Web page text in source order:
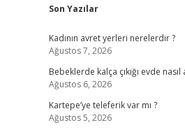
Sidebar
Son Yazılar
Kadının avret yerleri nerelerdir ?
Ağustos 7, 2026
Bebeklerde kalça çıkığı evde nasıl
Ağustos 6, 2026
Kartepe’ye teleferik var mı ?
Ağustos 5, 2026